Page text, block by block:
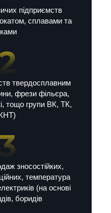
підприємств
сплавами та
твердосплавним
фрези фільєра,
тощо групи ВК, ТК,
зносостійких,
температура
(на основі
боридів